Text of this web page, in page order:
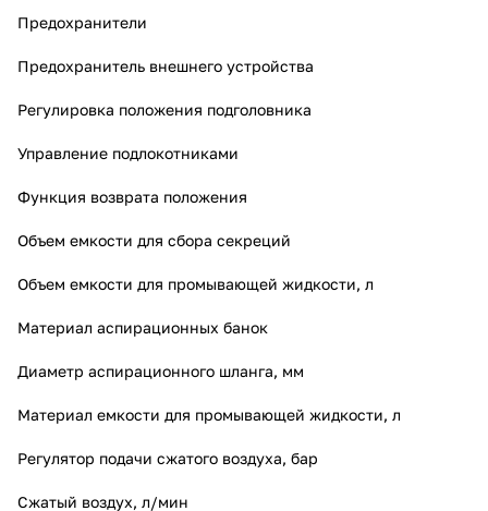
Предохранители
Предохранитель внешнего устройства
Регулировка положения подголовника
Управление подлокотниками
Функция возврата положения
Объем емкости для сбора секреций
Объем емкости для промывающей жидкости, л
Материал аспирационных банок
Диаметр аспирационного шланга, мм
Материал емкости для промывающей жидкости, л
Регулятор подачи сжатого воздуха, бар
Сжатый воздух, л/мин